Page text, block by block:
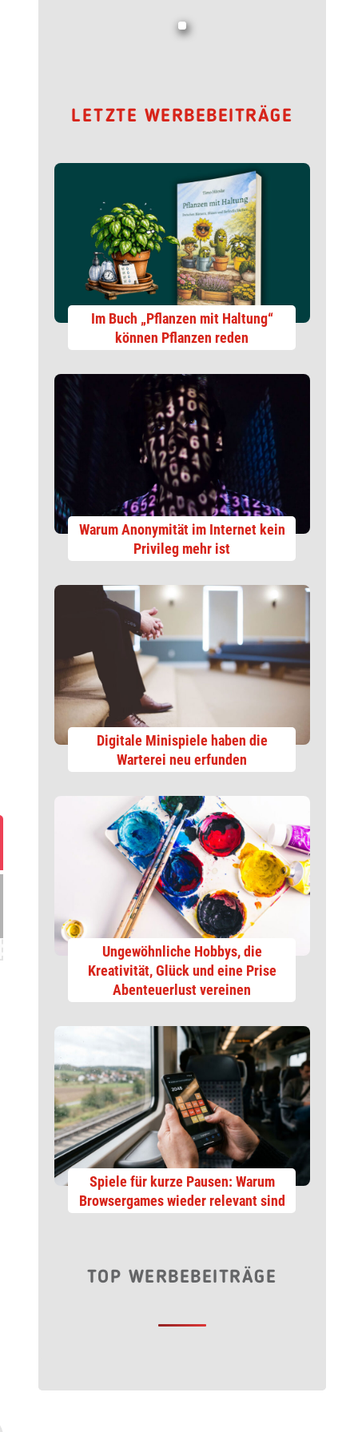
LETZTE WERBEBEITRÄGE
Im Buch „Pflanzen mit Haltung“
können Pflanzen reden
Warum Anonymität im Internet kein
Privileg mehr ist
Digitale Minispiele haben die
Warterei neu erfunden
Ungewöhnliche Hobbys, die
Kreativität, Glück und eine Prise
Abenteuerlust vereinen
Spiele für kurze Pausen: Warum
Browsergames wieder relevant sind
TOP WERBEBEITRÄGE